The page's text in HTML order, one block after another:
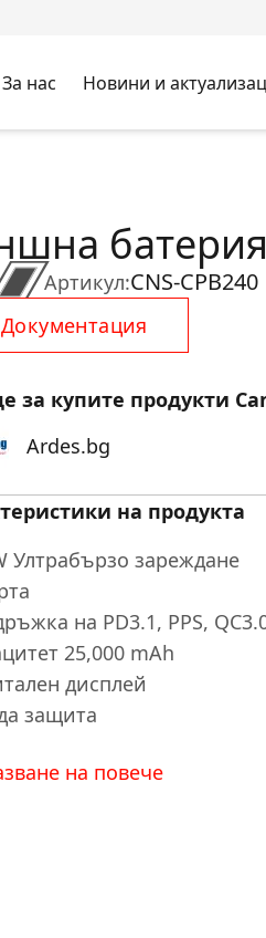
За нас Новини и
Артикул:CNS-CPB240
Документация
на продукта
Ултрабързо зареждане
на PD3.1, PPS,
25,000 mAh
дисплей
защита
на повече
за купите продукти
Ardes.bg